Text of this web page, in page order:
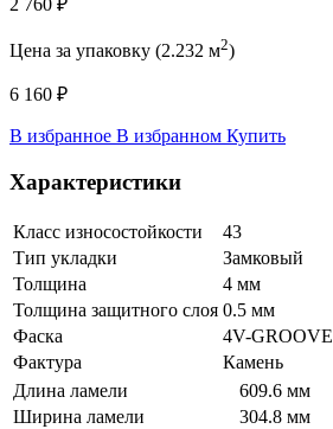
Цена за упаковку (2.232 м2)
6 160 ₽
В избранное В избранном Купить
Характеристики
Класс износостойкости
43
Тип укладки
Замковый
Толщина
4 мм
Толщина защитного слоя 0.5 мм
Фаска
4V-GROOVE
Фактура
Камень
Длина ламели
609.6 мм
Ширина ламели
304.8 мм